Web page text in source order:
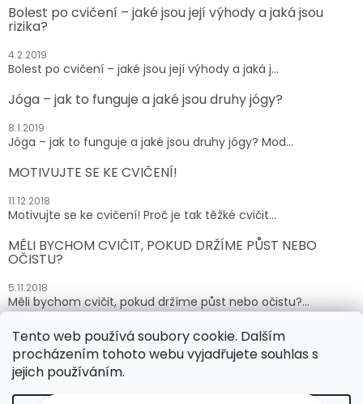
Tento web používá soubory cookie. Dalším
procházením tohoto webu vyjadřujete souhlas s
jejich používáním.
Bolest po cvičení – jaké jsou její výhody a jaká jsou
rizika?
4.2.2019
Bolest po cvičení – jaké jsou její výhody a jaká j...
Jóga – jak to funguje a jaké jsou druhy jógy?
8.1.2019
Jóga – jak to funguje a jaké jsou druhy jógy? Mod...
MOTIVUJTE SE KE CVIČENÍ!
11.12.2018
Motivujte se ke cvičení! Proč je tak těžké cvičit...
MĚLI BYCHOM CVIČIT, POKUD DRŽÍME PŮST NEBO
OČISTU?
5.11.2018
Měli bychom cvičit, pokud držíme půst nebo očistu?...
ARCHIV